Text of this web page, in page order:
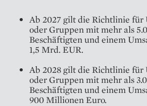
Ab 2027 gilt die Richtlinie für
oder Gruppen mit mehr als
Beschäftigten und einem
1,5 Mrd. EUR.
Ab 2028 gilt die Richtlinie für
oder Gruppen mit mehr als
Beschäftigten und einem
900 Millionen Euro.